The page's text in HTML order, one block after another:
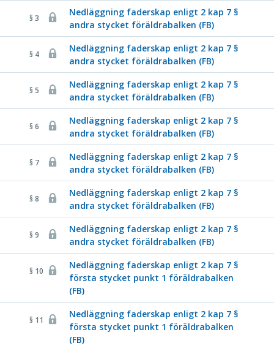
§ 3
Nedläggning faderskap enligt 2 kap 7 §
andra stycket föräldrabalken (FB)
§ 4
Nedläggning faderskap enligt 2 kap 7 §
andra stycket föräldrabalken (FB)
§ 5
Nedläggning faderskap enligt 2 kap 7 §
andra stycket föräldrabalken (FB)
§ 6
Nedläggning faderskap enligt 2 kap 7 §
andra stycket föräldrabalken (FB)
§ 7
Nedläggning faderskap enligt 2 kap 7 §
andra stycket föräldrabalken (FB)
§ 8
Nedläggning faderskap enligt 2 kap 7 §
andra stycket föräldrabalken (FB)
§ 9
Nedläggning faderskap enligt 2 kap 7 §
andra stycket föräldrabalken (FB)
§ 10
Nedläggning faderskap enligt 2 kap 7 §
första stycket punkt 1 föräldrabalken
(FB)
§ 11
Nedläggning faderskap enligt 2 kap 7 §
första stycket punkt 1 föräldrabalken
(FB)